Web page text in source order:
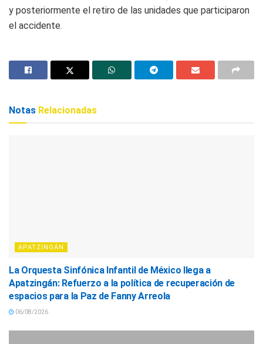
y posteriormente el retiro de las unidades que participaron
el accidente.
Notas Relacionadas
APATZINGÁN
La Orquesta Sinfónica Infantil de México llega a
Apatzingán: Refuerzo a la política de recuperación de
espacios para la Paz de Fanny Arreola
06/08/2026